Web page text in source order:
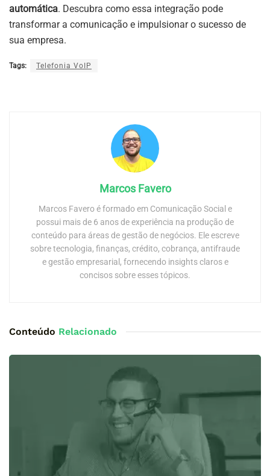
automática. Descubra como essa integração pode
transformar a comunicação e impulsionar o sucesso de
sua empresa.
Tags: Telefonia VoIP
Marcos Favero
Marcos Favero é formado em Comunicação Social e
possui mais de 6 anos de experiência na produção de
conteúdo para áreas de gestão de negócios. Ele escreve
sobre tecnologia, finanças, crédito, cobrança, antifraude
e gestão empresarial, fornecendo insights claros e
concisos sobre esses tópicos.
Conteúdo Relacionado